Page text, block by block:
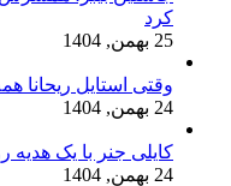
کرد
25 بهمن, 1404
وقتی استایل ریحانا
24 بهمن, 1404
کایلی جنر با یک
24 بهمن, 1404